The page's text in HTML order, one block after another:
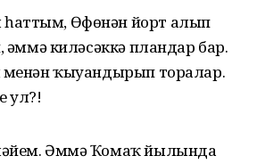
Өфөнән йорт алып
киләсәккә пландар бар.
менән ҡыуандырып торалар.
ул?!
Әммә Ҡомаҡ йылында